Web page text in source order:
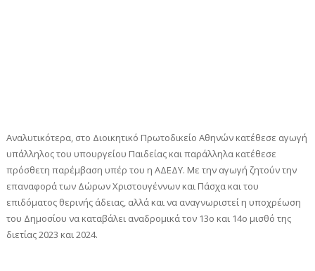
Αναλυτικότερα, στο Διοικητικό Πρωτοδικείο Αθηνών κατέθεσε αγωγή
υπάλληλος του υπουργείου Παιδείας και παράλληλα κατέθεσε
πρόσθετη παρέμβαση υπέρ του η ΑΔΕΔΥ. Με την αγωγή ζητούν την
επαναφορά των Δώρων Χριστουγέννων και Πάσχα και του
επιδόματος θερινής άδειας, αλλά και να αναγνωριστεί η υποχρέωση
του Δημοσίου να καταβάλει αναδρομικά τον 13ο και 14ο μισθό της
διετίας 2023 και 2024.